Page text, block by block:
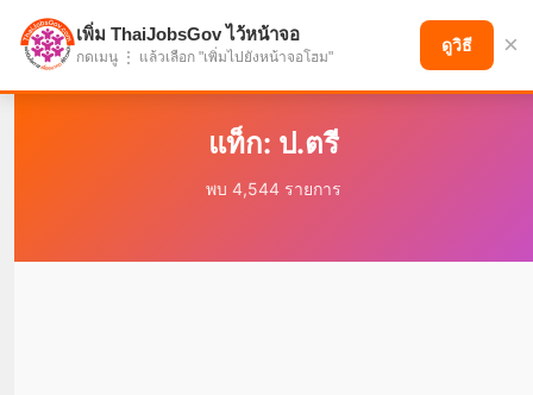
แบ่งปันโอกาส เพื่ออนาคตที่ก้าวหน้า
แท็ก: ป.ตรี
พบ 4,544 รายการ
เพิ่ม ThaiJobsGov ไว้หน้าจอ
กดเมนู ⋮ แล้วเลือก "เพิ่มไปยังหน้าจอโฮม"
ดูวิธี ×